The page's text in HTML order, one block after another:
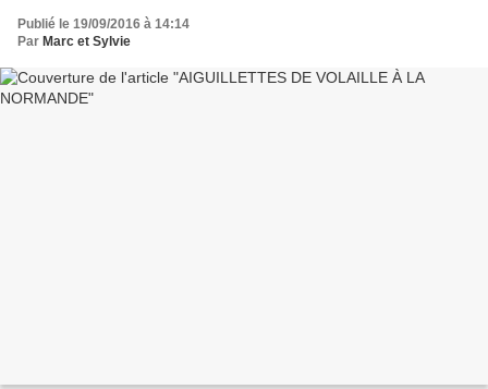
Publié le 19/09/2016 à 14:14
Par Marc et Sylvie